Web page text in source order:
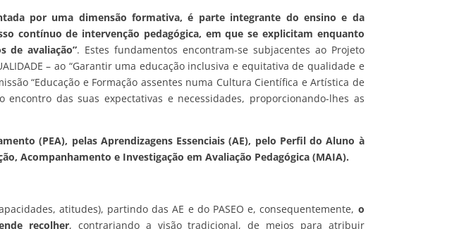
por uma dimensão formativa, é parte integrante do ensino e da
contínuo de intervenção pedagógica, em que se explicitam enquanto
de avaliação”. Estes fundamentos encontram-se subjacentes ao Projeto
– ao “Garantir uma educação inclusiva e equitativa de qualidade e
“Educação e Formação assentes numa Cultura Científica e Artística de
das suas expectativas e necessidades, proporcionando-lhes as
(PEA), pelas Aprendizagens Essenciais (AE), pelo Perfil do Aluno à
Acompanhamento e Investigação em Avaliação Pedagógica (MAIA).
atitudes), partindo das AE e do PASEO e, consequentemente, o
recolher, contrariando a visão tradicional, de meios para atribuir